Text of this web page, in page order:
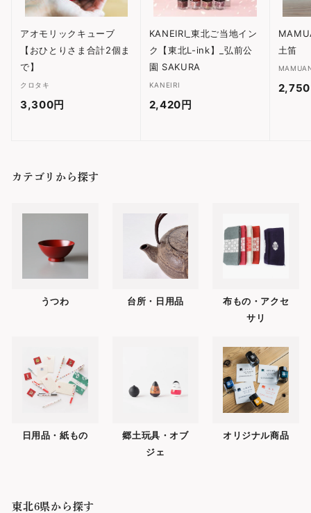
アオモリックキューブ
【おひとりさま合計2個ま
で】
クロタキ
3,300円
0
KANEIRI_東北ご当地イン
ク【東北L-ink】_弘前公
園 SAKURA
KANEIRI
2,420円
土笛
カテゴリから探す
うつわ 台所・日用品
布もの・アクセ
サリ
日用品・紙もの
郷土玩具・オブ
ジェ
オリジナル商品
東北6県から探す